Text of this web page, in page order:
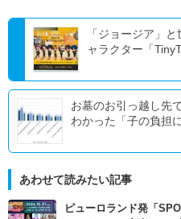
「ジョージア」
ャラクター「
お墓のお引っ越し先
わかった「子の負担に
あわせて読みたい記事
ピューロランド発「